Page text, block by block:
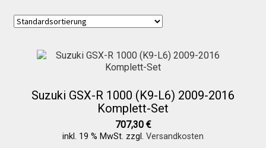
Kontakt
Test Startseite
Suzuki GSX-R 1000 (K9-L6) 2009-2016
Komplett-Set
707,30 €
inkl. 19 % MwSt. zzgl. Versandkosten